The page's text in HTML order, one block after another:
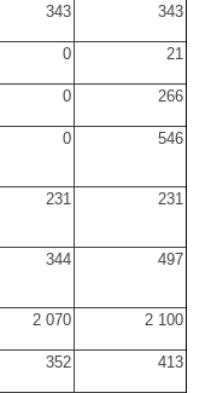
343 343
0 21
0 266
0 546
231 231
344 497
2 070 2 100
352 413